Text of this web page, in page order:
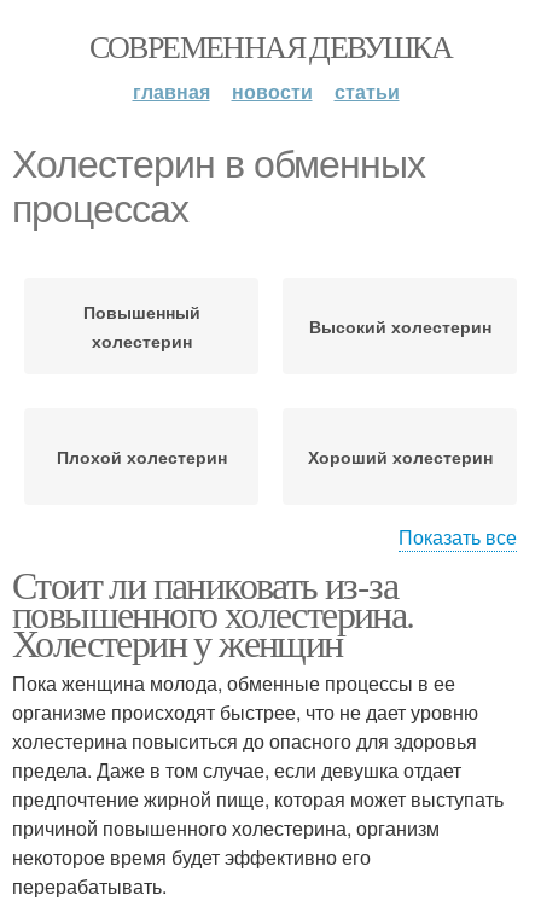
СОВРЕМЕННАЯ ДЕВУШКА
главная новости статьи
Холестерин в обменных
процессах
Повышенный
холестерин
Высокий холестерин
Плохой холестерин Хороший холестерин
холестерина
Показать все
Стоит ли паниковать из-за
повышенного холестерина.
Холестерин у женщин
Пока женщина молода, обменные процессы в ее
организме происходят быстрее, что не дает уровню
холестерина повыситься до опасного для здоровья
предела. Даже в том случае, если девушка отдает
предпочтение жирной пище, которая может выступать
причиной повышенного холестерина, организм
некоторое время будет эффективно его
перерабатывать.